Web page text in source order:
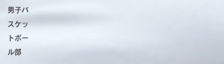
男子バ
スケッ
トボー
ル部